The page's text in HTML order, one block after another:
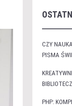
CZY
PISMA
PHP: